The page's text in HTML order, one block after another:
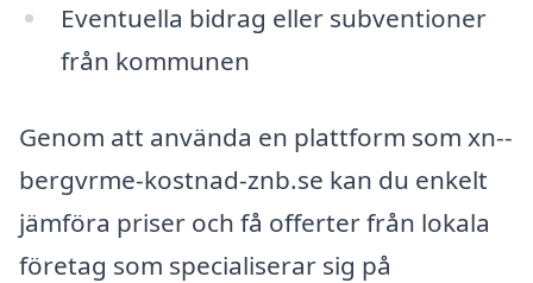
Eventuella bidrag eller subventioner
från kommunen
Genom att använda en plattform som xn--
bergvrme-kostnad-znb.se kan du enkelt
jämföra priser och få offerter från lokala
företag som specialiserar sig på